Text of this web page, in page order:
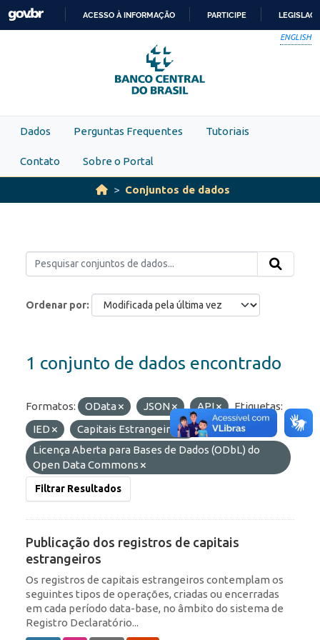
Skip to main content
PARA
O
CONTEÚDO
ACESSO À INFORMAÇÃO PARTICIPE
ENGLISH
Dados Perguntas Frequentes Tutoriais
Contato Sobre o Portal
Conjuntos de dados
Ordenar por
1 conjunto de dados encontrado
Formatos: OData JSON API
Etiquetas:
IED
Capitais Estrangeiros
Licenças:
Licença Aberta para Bases de Dados (ODbL) do
Open Data Commons
Filtrar Resultados
Publicação dos registros de capitais
estrangeiros
Os registros de capitais estrangeiros contemplam os
seguintes tipos de operações, criadas ou encerradas
em cada período data-base, no âmbito do sistema de
Registro Declaratório...